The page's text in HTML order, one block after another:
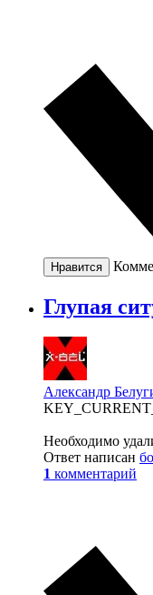
Нравится
Глупая
Александр
Необходимо
Ответ написан
1 комментарий